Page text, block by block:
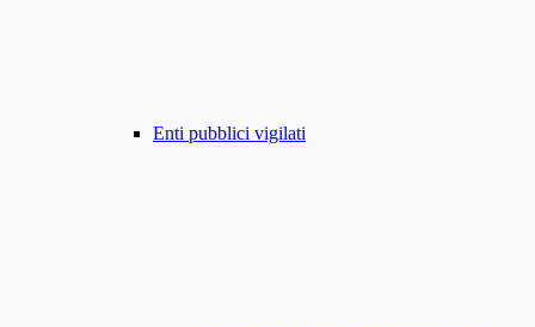
Enti pubblici vigilati